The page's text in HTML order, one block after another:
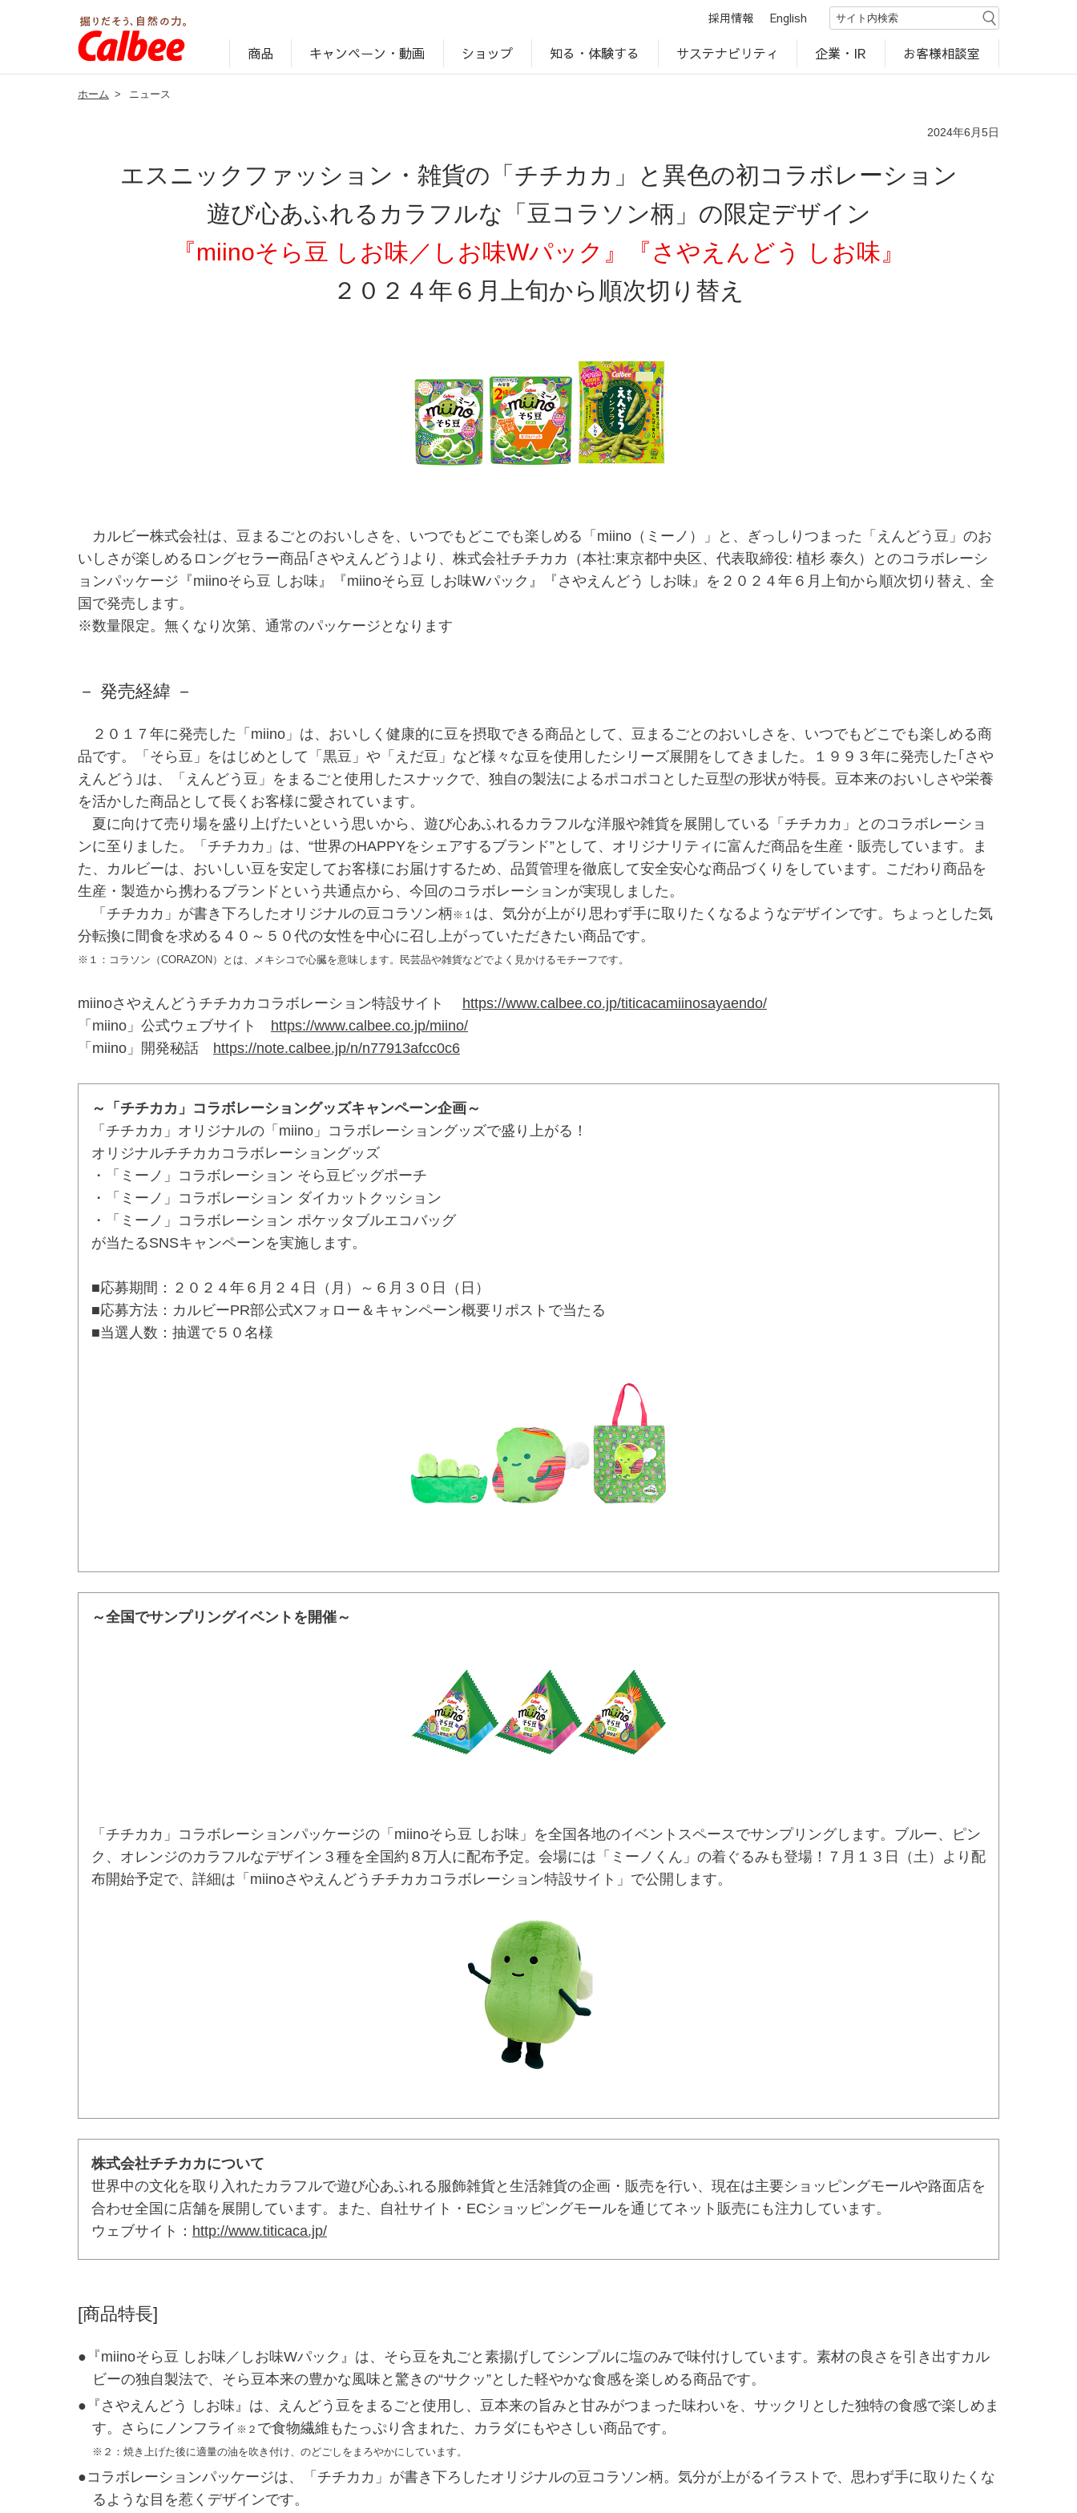
採用情報 English
商品 キャンペーン・動画 ショップ 知る・体験する サステナビリティ 企業・IR お客様相談室
ホーム > ニュース
2024年6月5日
エスニックファッション・雑貨の「チチカカ」と異色の初コラボレーション
遊び心あふれるカラフルな「豆コラソン柄」の限定デザイン
『miinoそら豆 しお味／しお味Wパック』『さやえんどう しお味』
２０２４年６月上旬から順次切り替え
カルビー株式会社は、豆まるごとのおいしさを、いつでもどこでも楽しめる「miino（ミーノ）」と、ぎっしりつまった「えんどう豆」のお
いしさが楽しめるロングセラー商品｢さやえんどう｣より、株式会社チチカカ（本社:東京都中央区、代表取締役: 植杉 泰久）とのコラボレーシ
ョンパッケージ『miinoそら豆 しお味』『miinoそら豆 しお味Wパック』『さやえんどう しお味』を２０２４年６月上旬から順次切り替え、全
国で発売します。
※数量限定。無くなり次第、通常のパッケージとなります
－ 発売経緯 －
２０１７年に発売した「miino」は、おいしく健康的に豆を摂取できる商品として、豆まるごとのおいしさを、いつでもどこでも楽しめる商
品です。「そら豆」をはじめとして「黒豆」や「えだ豆」など様々な豆を使用したシリーズ展開をしてきました。１９９３年に発売した｢さや
えんどう｣は、「えんどう豆」をまるごと使用したスナックで、独自の製法によるポコポコとした豆型の形状が特長。豆本来のおいしさや栄養
を活かした商品として長くお客様に愛されています。
夏に向けて売り場を盛り上げたいという思いから、遊び心あふれるカラフルな洋服や雑貨を展開している「チチカカ」とのコラボレーショ
ンに至りました。「チチカカ」は、“世界のHAPPYをシェアするブランド”として、オリジナリティに富んだ商品を生産・販売しています。ま
た、カルビーは、おいしい豆を安定してお客様にお届けするため、品質管理を徹底して安全安心な商品づくりをしています。こだわり商品を
生産・製造から携わるブランドという共通点から、今回のコラボレーションが実現しました。
「チチカカ」が書き下ろしたオリジナルの豆コラソン柄 ※１ は、気分が上がり思わず手に取りたくなるようなデザインです。ちょっとした気
分転換に間食を求める４０～５０代の女性を中心に召し上がっていただきたい商品です。
※１：コラソン（CORAZON）とは、メキシコで心臓を意味します。民芸品や雑貨などでよく見かけるモチーフです。
miinoさやえんどうチチカカコラボレーション特設サイト https://www.calbee.co.jp/titicacamiinosayaendo/
「miino」公式ウェブサイト https://www.calbee.co.jp/miino/
「miino」開発秘話 https://note.calbee.jp/n/n77913afcc0c6
～「チチカカ」コラボレーショングッズキャンペーン企画～
「チチカカ」オリジナルの「miino」コラボレーショングッズで盛り上がる！
オリジナルチチカカコラボレーショングッズ
・「ミーノ」コラボレーション そら豆ビッグポーチ
・「ミーノ」コラボレーション ダイカットクッション
・「ミーノ」コラボレーション ポケッタブルエコバッグ
が当たるSNSキャンペーンを実施します。
■応募期間：２０２４年６月２４日（月）～６月３０日（日）
■応募方法：カルビーPR部公式Xフォロー＆キャンペーン概要リポストで当たる
■当選人数：抽選で５０名様
～全国でサンプリングイベントを開催～
「チチカカ」コラボレーションパッケージの「miinoそら豆 しお味」を全国各地のイベントスペースでサンプリングします。ブルー、ピン
ク、オレンジのカラフルなデザイン３種を全国約８万人に配布予定。会場には「ミーノくん」の着ぐるみも登場！７月１３日（土）より配
布開始予定で、詳細は「miinoさやえんどうチチカカコラボレーション特設サイト」で公開します。
株式会社チチカカについて
世界中の文化を取り入れたカラフルで遊び心あふれる服飾雑貨と生活雑貨の企画・販売を行い、現在は主要ショッピングモールや路面店を
合わせ全国に店舗を展開しています。また、自社サイト・ECショッピングモールを通じてネット販売にも注力しています。
ウェブサイト： http://www.titicaca.jp/
[商品特長]
●『miinoそら豆 しお味／しお味Wパック』は、そら豆を丸ごと素揚げしてシンプルに塩のみで味付けしています。素材の良さを引き出すカル
ビーの独自製法で、そら豆本来の豊かな風味と驚きの“サクッ”とした軽やかな食感を楽しめる商品です。
●『さやえんどう しお味』は、えんどう豆をまるごと使用し、豆本来の旨みと甘みがつまった味わいを、サックリとした独特の食感で楽しめま
す。さらにノンフライ ※２ で食物繊維もたっぷり含まれた、カラダにもやさしい商品です。
※２：焼き上げた後に適量の油を吹き付け、のどごしをまろやかにしています。
●コラボレーションパッケージは、「チチカカ」が書き下ろしたオリジナルの豆コラソン柄。気分が上がるイラストで、思わず手に取りたくな
るような目を惹くデザインです。